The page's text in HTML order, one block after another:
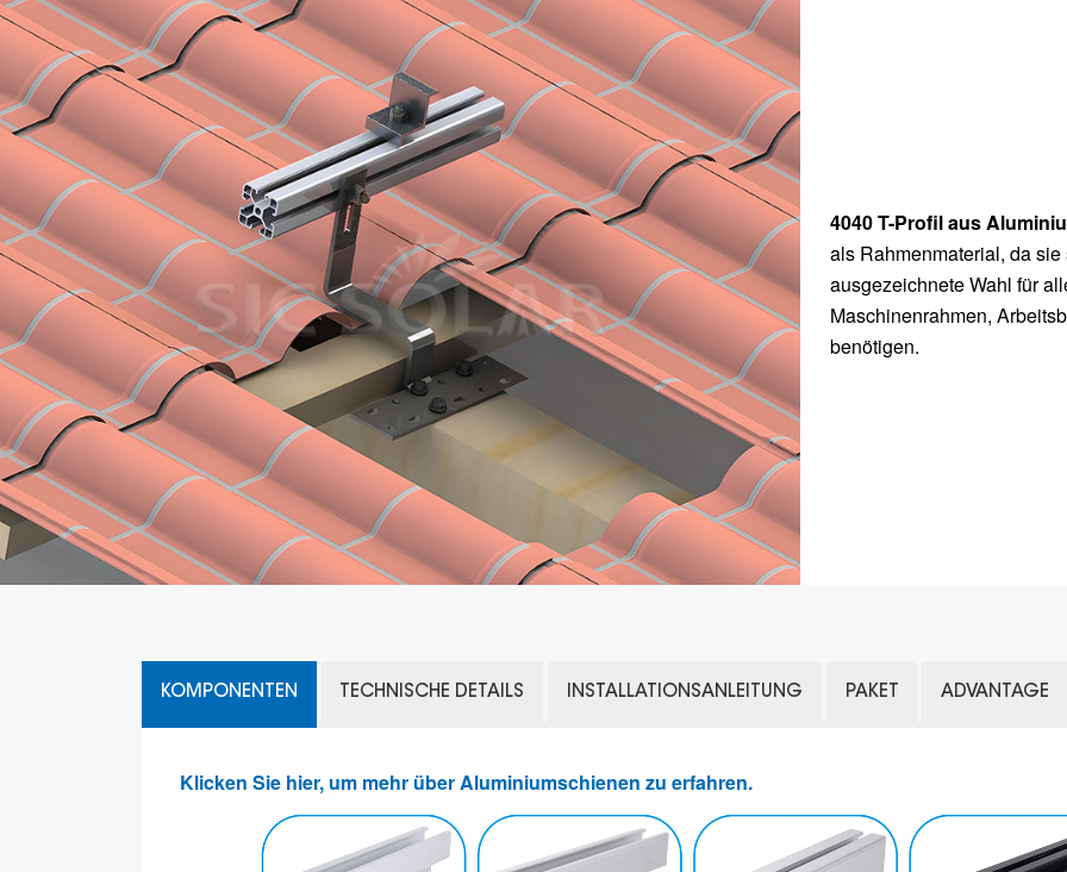
4040 T-Profil aus
als Rahmenmaterial, da
ausgezeichnete Wahl für
Maschinenrahmen,
benötigen.
KOMPONENTEN TECHNISCHE DETAILS INSTALLATIONSANLEITUNG PAKET ADVANTAGE
Klicken Sie hier, um mehr über Aluminiumschienen zu erfahren.